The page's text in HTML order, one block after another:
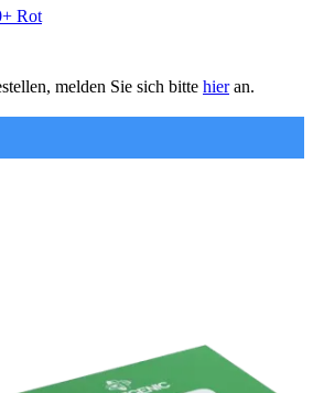
Rot
melden Sie sich bitte hieran.